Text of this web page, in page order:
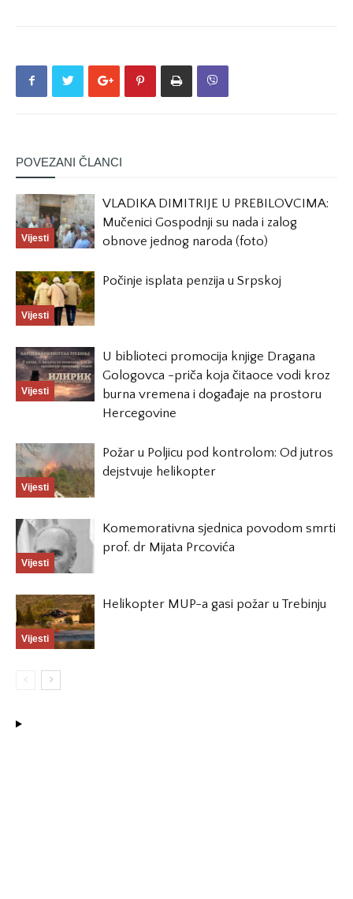
POVEZANI ČLANCI
Vijesti
VLADIKA DIMITRIJE U PREBILOVCIMA:
Mučenici Gospodnji su nada i zalog
obnove jednog naroda (foto)
Vijesti
Počinje isplata penzija u Srpskoj
Vijesti
U biblioteci promocija knjige Dragana
Gologovca -priča koja čitaoce vodi kroz
burna vremena i događaje na prostoru
Hercegovine
Vijesti
Požar u Poljicu pod kontrolom: Od jutros
dejstvuje helikopter
Vijesti
Komemorativna sjednica povodom smrti
prof. dr Mijata Prcovića
Vijesti
Helikopter MUP-a gasi požar u Trebinju